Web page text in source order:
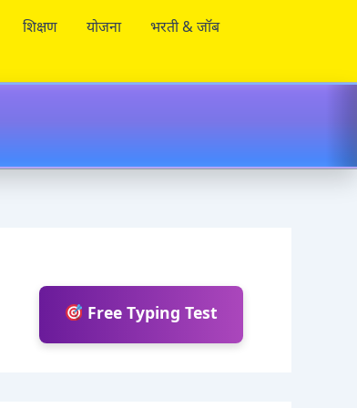
शिक्षण योजना
भरती & जॉब
Free Typing Test